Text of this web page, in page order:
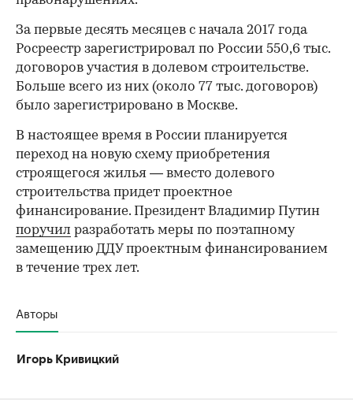
За первые десять месяцев с начала 2017 года
Росреестр зарегистрировал по России 550,6 тыс.
договоров участия в долевом строительстве.
Больше всего из них (около 77 тыс. договоров)
было зарегистрировано в Москве.
В настоящее время в России планируется
переход на новую схему приобретения
строящегося жилья — вместо долевого
строительства придет проектное
финансирование. Президент Владимир Путин
поручил разработать меры по поэтапному
замещению ДДУ проектным финансированием
в течение трех лет.
Авторы
Игорь Кривицкий